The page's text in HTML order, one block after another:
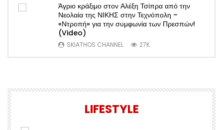
Άγριο κράξιμο στον Αλέξη Τσίπρα από την
Νεολαία της ΝΙΚΗΣ στην Τεχνόπολη –
«Ντροπή» για την συμφωνία των Πρεσπών!
(Video)
SKIATHOS CHANNEL 27K
LIFESTYLE